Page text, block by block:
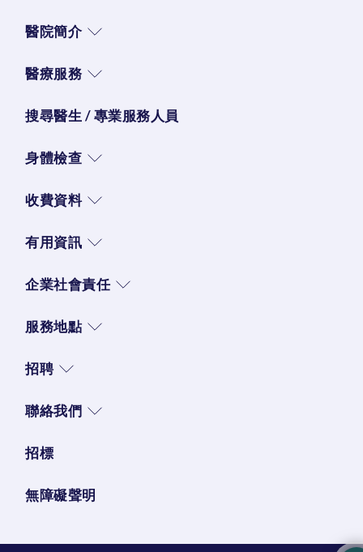
醫院簡介
醫療服務
搜尋醫生 / 專業服務人員
身體檢查
收費資料
有用資訊
企業社會責任
服務地點
招聘
聯絡我們
招標
無障礙聲明